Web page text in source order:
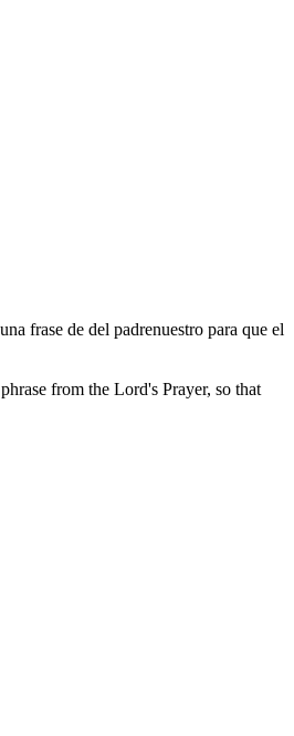
frase de del padrenuestro para que el
from the Lord's Prayer, so that